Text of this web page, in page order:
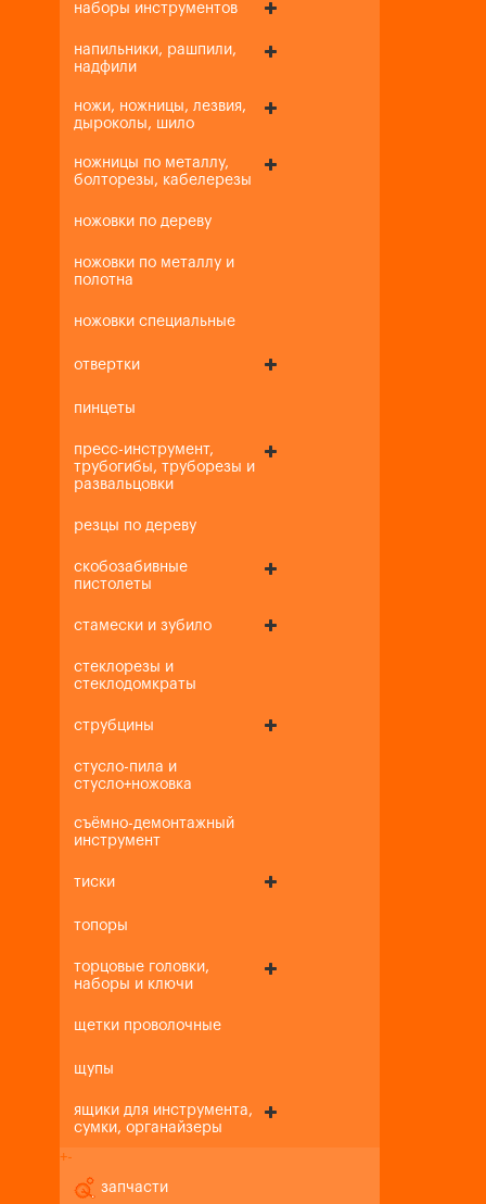
наборы инструментов
напильники, рашпили,
надфили
ножи, ножницы, лезвия,
дыроколы, шило
ножницы по металлу,
болторезы, кабелерезы
ножовки по дереву
ножовки по металлу и
полотна
ножовки специальные
отвертки
пинцеты
пресс-инструмент,
трубогибы, труборезы и
развальцовки
резцы по дереву
скобозабивные
пистолеты
стамески и зубило
стеклорезы и
стеклодомкраты
струбцины
стусло-пила и
стусло+ножовка
съёмно-демонтажный
инструмент
тиски
топоры
торцовые головки,
наборы и ключи
щетки проволочные
щупы
ящики для инструмента,
сумки, органайзеры
+-
запчасти